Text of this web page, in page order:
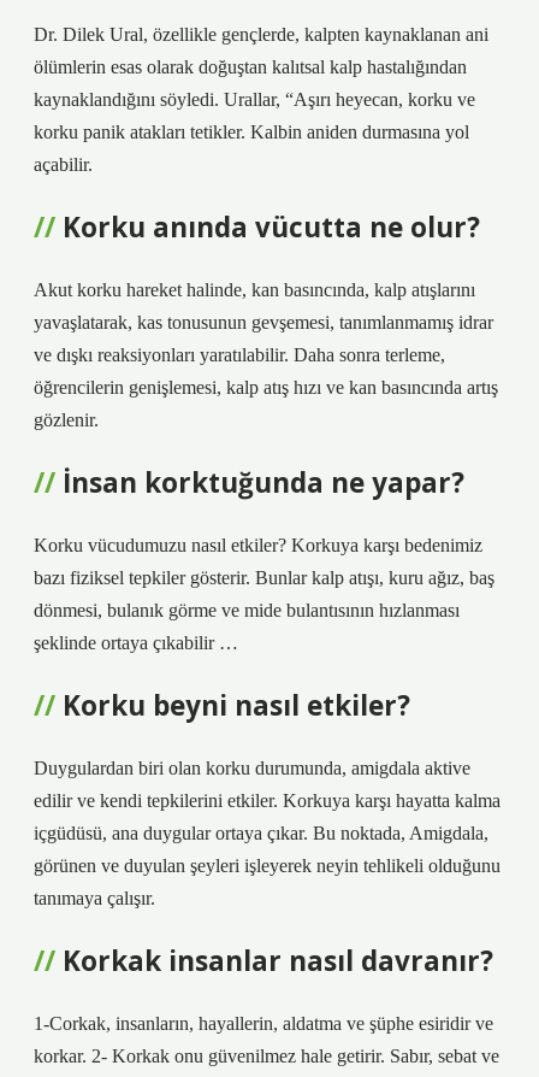
Dr. Dilek Ural, özellikle gençlerde, kalpten kaynaklanan ani
ölümlerin esas olarak doğuştan kalıtsal kalp hastalığından
kaynaklandığını söyledi. Urallar, “Aşırı heyecan, korku ve
korku panik atakları tetikler. Kalbin aniden durmasına yol
açabilir.
Korku anında vücutta ne olur?
Akut korku hareket halinde, kan basıncında, kalp atışlarını
yavaşlatarak, kas tonusunun gevşemesi, tanımlanmamış idrar
ve dışkı reaksiyonları yaratılabilir. Daha sonra terleme,
öğrencilerin genişlemesi, kalp atış hızı ve kan basıncında artış
gözlenir.
İnsan korktuğunda ne yapar?
Korku vücudumuzu nasıl etkiler? Korkuya karşı bedenimiz
bazı fiziksel tepkiler gösterir. Bunlar kalp atışı, kuru ağız, baş
dönmesi, bulanık görme ve mide bulantısının hızlanması
şeklinde ortaya çıkabilir …
Korku beyni nasıl etkiler?
Duygulardan biri olan korku durumunda, amigdala aktive
edilir ve kendi tepkilerini etkiler. Korkuya karşı hayatta kalma
içgüdüsü, ana duygular ortaya çıkar. Bu noktada, Amigdala,
görünen ve duyulan şeyleri işleyerek neyin tehlikeli olduğunu
tanımaya çalışır.
Korkak insanlar nasıl davranır?
1-Corkak, insanların, hayallerin, aldatma ve şüphe esiridir ve
korkar. 2- Korkak onu güvenilmez hale getirir. Sabır, sebat ve